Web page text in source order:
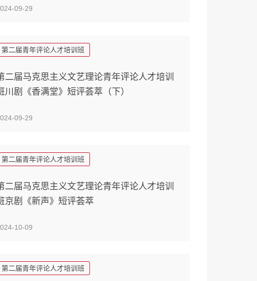
09-29
第二届青年评论人才培训班
二届马克思主义文艺理论青年评论人才培训
川剧《香满堂》短评荟萃（下）
09-29
第二届青年评论人才培训班
二届马克思主义文艺理论青年评论人才培训
京剧《新声》短评荟萃
10-09
第二届青年评论人才培训班